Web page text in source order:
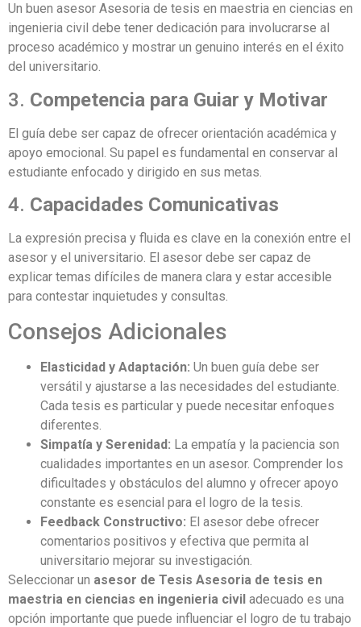
Un buen asesor Asesoria de tesis en maestria en ciencias en
ingenieria civil debe tener dedicación para involucrarse al
proceso académico y mostrar un genuino interés en el éxito
del universitario.
3. Competencia para Guiar y Motivar
El guía debe ser capaz de ofrecer orientación académica y
apoyo emocional. Su papel es fundamental en conservar al
estudiante enfocado y dirigido en sus metas.
4. Capacidades Comunicativas
La expresión precisa y fluida es clave en la conexión entre el
asesor y el universitario. El asesor debe ser capaz de
explicar temas difíciles de manera clara y estar accesible
para contestar inquietudes y consultas.
Consejos Adicionales
Elasticidad y Adaptación: Un buen guía debe ser
versátil y ajustarse a las necesidades del estudiante.
Cada tesis es particular y puede necesitar enfoques
diferentes.
Simpatía y Serenidad: La empatía y la paciencia son
cualidades importantes en un asesor. Comprender los
dificultades y obstáculos del alumno y ofrecer apoyo
constante es esencial para el logro de la tesis.
Feedback Constructivo: El asesor debe ofrecer
comentarios positivos y efectiva que permita al
universitario mejorar su investigación.
Seleccionar un asesor de Tesis Asesoria de tesis en
maestria en ciencias en ingenieria civil adecuado es una
opción importante que puede influenciar el logro de tu trabajo